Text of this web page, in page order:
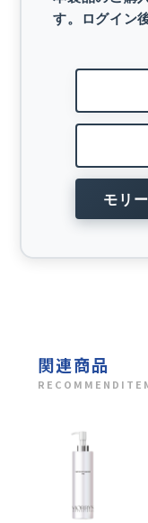
す。ログイン
モリ
関連商品